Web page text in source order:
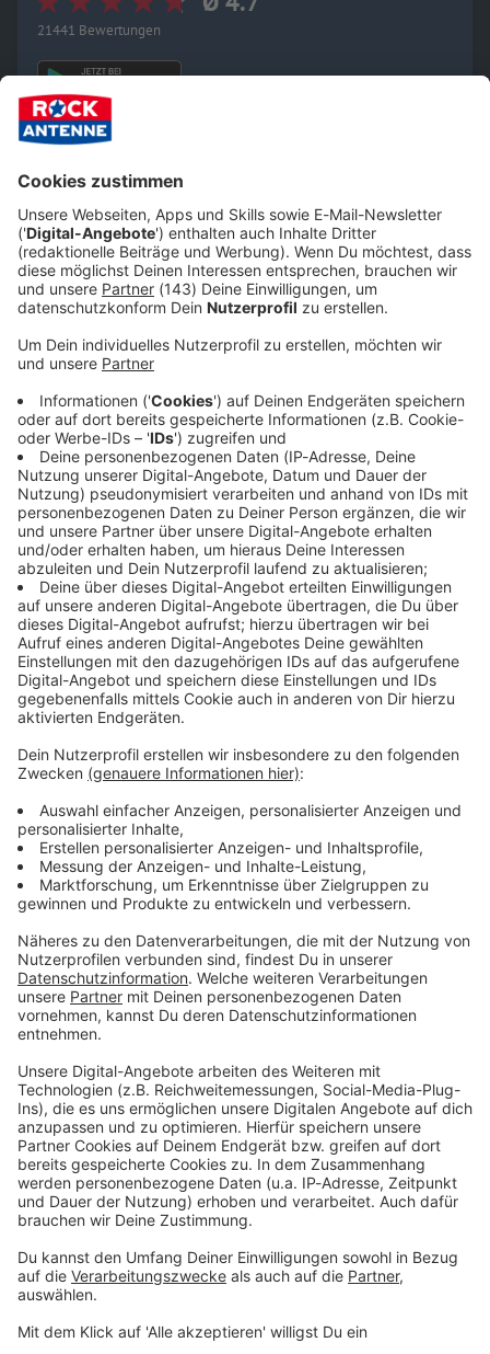
21441 Bewertungen
Mehr Infos zur ROCK ANTENNE Radio-App:
Alles, was euer Leben rockt, in einer App: Der beste Rock
nonstop im ROCK ANTENNE Live-Radioprogramm, alle
ROCK ANTENNE Radiostreams, dazu aktuelle Musiknews,
unserePodcasts, Wetter und Verkehr für euren Standort und
ihr in unsererROCK ANTENNE Radioapp. Rund um die Uhr,
jeden Tag, überall und natürlich alles kostenlos und ohne
Abos. Es gibt keinen Grund, sie NICHT zu haben. 🤘😉
Über unserePushnachrichtenbleibt ihr zudem immer auf
dem aktuellsten Stand - bei den Themen, die euch
interessieren. Holt sie euch unter"Einstellungen"!
ROCK ANTENNE App kostenlos downloaden
Nehmt euren Rock-Sound mit! Wann und wohin ihr
wollt - mit der ROCK ANTENNE App für Smartphone
und Tablet!
Empfang & Programm
Podcasts, Songsuche - alles rund ums Thema HÖREN
auf ROCK ANTENNE findet ihr hier.